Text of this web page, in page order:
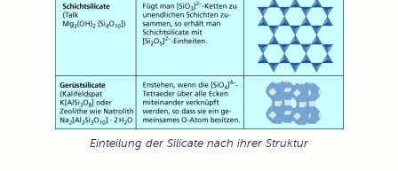
Einteilung der Silicate nach ihrer Struktur